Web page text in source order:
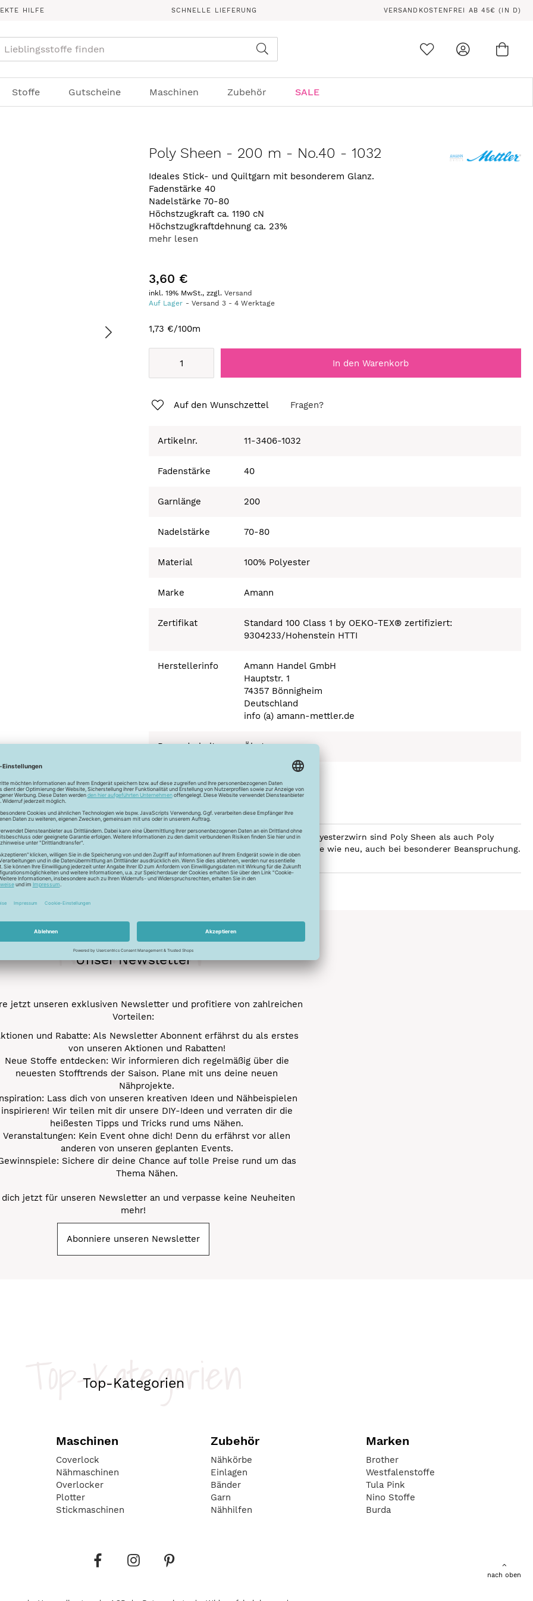
HILFE SCHNELLE LIEFERUNG VERSANDKOSTENFREI AB 45€ (IN D)
Stoffe Gutscheine Maschinen Zubehör SALE
Poly Sheen - 200 m - No.40 - 1032
Ideales Stick- und Quiltgarn mit besonderem Glanz.
Fadenstärke 40
Nadelstärke 70-80
Höchstzugkraft ca. 1190 cN
Höchstzugkraftdehnung ca. 23%
mehr lesen
3,60 €
inkl. 19% MwSt., zzgl.Versand
Auf Lager
Versand3 -4 Werktage
1,73 €/100m
In den Warenkorb
Auf den Wunschzettel Fragen?
Artikelnr. 11-3406-1032
Fadenstärke 40
Garnlänge 200
Nadelstärke 70-80
Material 100% Polyester
Marke Amann
Zertifikat
Standard 100 Class 1 by OEKO-TEX® zertifiziert:
9304233/Hohenstein HTTI
Herstellerinfo
Amann Handel GmbH
Hauptstr. 1
74357 Bönnigheim
Deutschland
info (a) amann-mettler.de
Besonderheiten Ökotex
Lichtreflektion und glänzen deshalb besonders. Durch den trilobalen Polyesterzwirn sind Poly Sheen als auch Poly
und Vernähbarkeit. Darüber hinaus bleibt der tolle Glanz über Jahre wie neu, auch bei besonderer Beanspruchung.
Unser Newsletter
Newsletter
jetzt unseren exklusiven Newsletter und profitiere von zahlreichen
Vorteilen:
und Rabatte: Als Newsletter Abonnent erfährst du als erstes
von unseren Aktionen und Rabatten!
Neue Stoffe entdecken: Wir informieren dich regelmäßig über die
neuesten Stofftrends der Saison. Plane mit uns deine neuen
Nähprojekte.
Lass dich von unseren kreativen Ideen und Nähbeispielen
inspirieren! Wir teilen mit dir unsere DIY-Ideen und verraten dir die
heißesten Tipps und Tricks rund ums Nähen.
Veranstaltungen: Kein Event ohne dich! Denn du erfährst vor allen
anderen von unseren geplanten Events.
Sichere dir deine Chance auf tolle Preise rund um das
Thema Nähen.
dich jetzt für unseren Newsletter an und verpasse keine Neuheiten
mehr!
Abonniere unseren Newsletter
Top-Kategorien
Top-Kategorien
Maschinen
Coverlock
Nähmaschinen
Overlocker
Plotter
Stickmaschinen
Zubehör
Nähkörbe
Einlagen
Bänder
Garn
Nähhilfen
Marken
Brother
Westfalenstoffe
Tula Pink
Nino Stoffe
Burda
nach oben